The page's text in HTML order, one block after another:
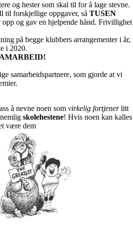
og hester som skal til for å lage stevne.
til forskjellige oppgaver, så TUSEN
opp og gav en hjelpende hånd. Frivillighet
på begge klubbers arrangementer i år,
i 2020.
samarbeidspartnere, som gjorde at vi
å nevne noen som virkelig fortjenerlitt
skolehestene! Hvis noen kan kalles
være dem